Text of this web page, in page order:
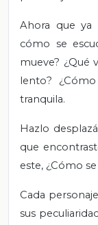
Ahora que ya
cómo se
mueve? ¿Qué
lento?
tranquila.
Hazlo
que
este, ¿Cómo
Cada
sus